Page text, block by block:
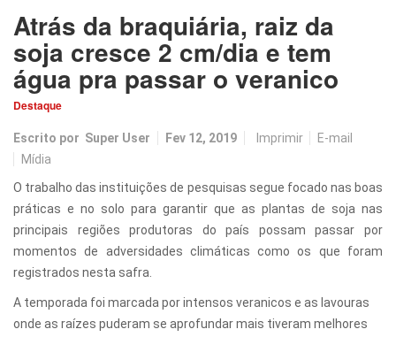
Atrás da braquiária, raiz da
soja cresce 2 cm/dia e tem
água pra passar o veranico
Destaque
Escrito por Super User Fev 12, 2019 Imprimir
E-mail
Mídia
O trabalho das instituições de pesquisas segue focado nas boas
práticas e no solo para garantir que as plantas de soja nas
principais regiões produtoras do país possam passar por
momentos de adversidades climáticas como os que foram
registrados nesta safra.
A temporada foi marcada por intensos veranicos e as lavouras
onde as raízes puderam se aprofundar mais tiveram melhores